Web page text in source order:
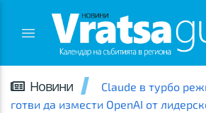
Новини
Claude в турбо
готви да измести OpenAI от